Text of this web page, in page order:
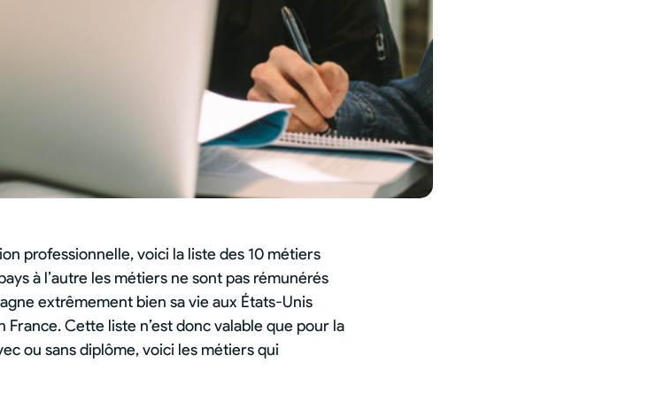
professionnelle, voici la liste des 10 métiers
à l’autre les métiers ne sont pas rémunérés
extrêmement bien sa vie aux États-Unis
Cette liste n’est donc valable que pour la
ou sans diplôme, voici les métiers qui